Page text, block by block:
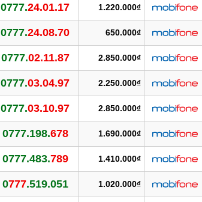
0777.24.01.17 1.220.000₫
0777.24.08.70 650.000₫
0777.02.11.87 2.850.000₫
0777.03.04.97 2.250.000₫
0777.03.10.97 2.850.000₫
0777.198.678 1.690.000₫
0777.483.789 1.410.000₫
0777.519.051 1.020.000₫